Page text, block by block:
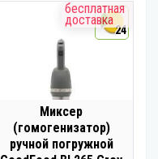
бесплатная
доставка
24
Миксер
(гомогенизатор)
ручной погружной